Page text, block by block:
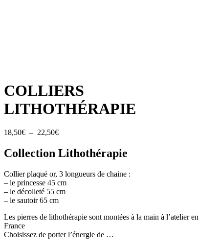
COLLIERS
LITHOTHÉRAPIE
18,50€ – 22,50€Plage
prix :
18,50€
22,50€
Collection Lithothérapie
Collier plaqué or, 3 longueurs de chaine :
– le princesse 45 cm
– le décolleté 55 cm
– le sautoir 65 cm
Les pierres de lithothérapie sont montées à la main à l’atelier en
France
Choisissez de porter l’énergie de …